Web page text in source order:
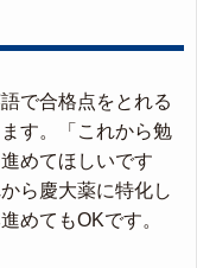
で合格点をとれる
す。「これから勉
めてほしいです
ら慶大薬に特化し
めてもOKです。